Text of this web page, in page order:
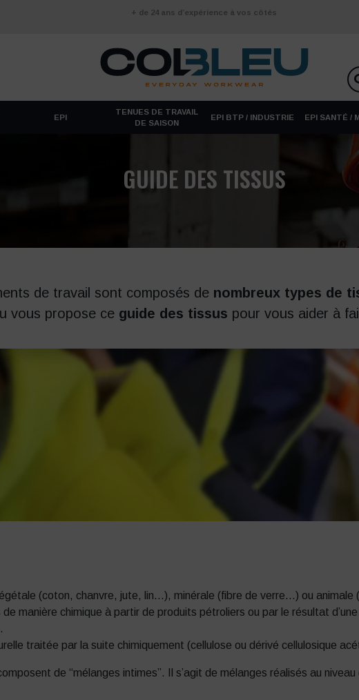
+ de 24 ans d’expérience à vos côtés
EPI
TENUES DE TRAVAIL
DE SAISON
EPI BTP / INDUSTRIE EPI SANTÉ /
GUIDE DES TISSUS
de travail sont composés de nombreux types de
vous propose ce guide des tissus pour vous aider à
(coton, chanvre, jute, lin…), minérale (fibre de verre…) ou
de manière chimique à partir de produits pétroliers ou par le résultat
traitée par la suite chimiquement (cellulose ou dérivé cellulosique
de “mélanges intimes”. Il s’agit de mélanges réalisés au